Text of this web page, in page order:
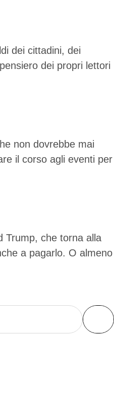
dei cittadini, dei
dei propri lettori
non dovrebbe mai
il corso agli eventi per
Trump, che torna alla
a pagarlo. O almeno